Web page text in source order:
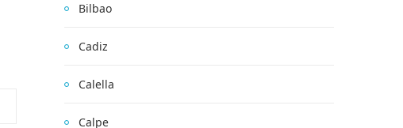
Bilbao
Cadiz
Calella
Calpe